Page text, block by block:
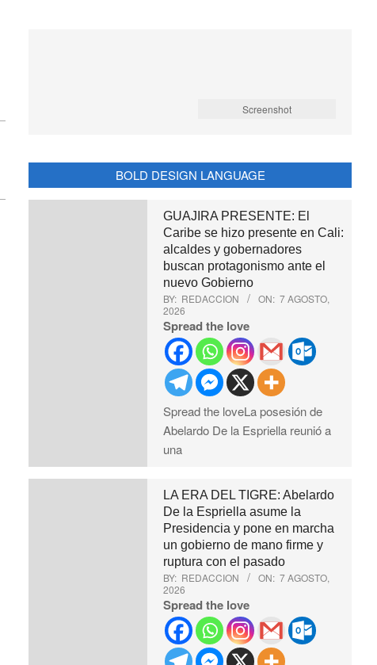
Screenshot
BOLD DESIGN LANGUAGE
GUAJIRA PRESENTE: El
Caribe se hizo presente en Cali:
alcaldes y gobernadores
buscan protagonismo ante el
nuevo Gobierno
BY: REDACCION ON: 7 AGOSTO,
2026
Spread the love
Spread the loveLa posesión de
Abelardo De la Espriella reunió a
una
LA ERA DEL TIGRE: Abelardo
De la Espriella asume la
Presidencia y pone en marcha
un gobierno de mano firme y
ruptura con el pasado
BY: REDACCION ON: 7 AGOSTO,
2026
Spread the love